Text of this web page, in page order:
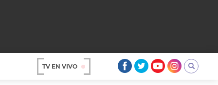
TV EN VIVO